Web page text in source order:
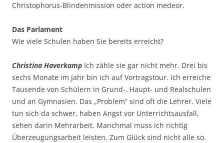
Christophorus-Blindenmission oder action medeor.
Das Parlament
Wie viele Schulen haben Sie bereits erreicht?
Christina Haverkamp Ich zähle sie gar nicht mehr. Drei bis
sechs Monate im Jahr bin ich auf Vortragstour. Ich erreiche
Tausende von Schülern in Grund-, Haupt- und Realschulen
und an Gymnasien. Das „Problem“ sind oft die Lehrer. Viele
tun sich da schwer, haben Angst vor Unterrichtsausfall,
sehen darin Mehrarbeit. Manchmal muss ich richtig
Überzeugungsarbeit leisten. Zum Glück sind nicht alle so.